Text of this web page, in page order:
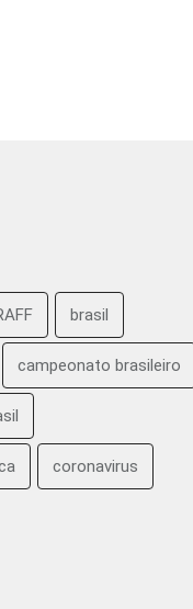
brasil
campeonato brasileiro
coronavirus